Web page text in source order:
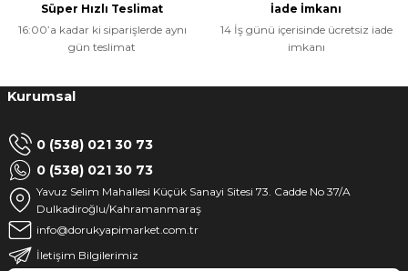
Süper Hızlı Teslimat
16:00’a kadar ki siparişlerde aynı
gün teslimat
İade İmkanı
14 İş günü içerisinde ücretsiz iade
imkanı
Kurumsal
0 (538) 021 30 73
0 (538) 021 30 73
Yavuz Selim Mahallesi Küçük Sanayi Sitesi 73. Cadde No 37/A
Dulkadiroğlu/Kahramanmaraş
info@dorukyapimarket.com.tr
İletişim Bilgilerimiz